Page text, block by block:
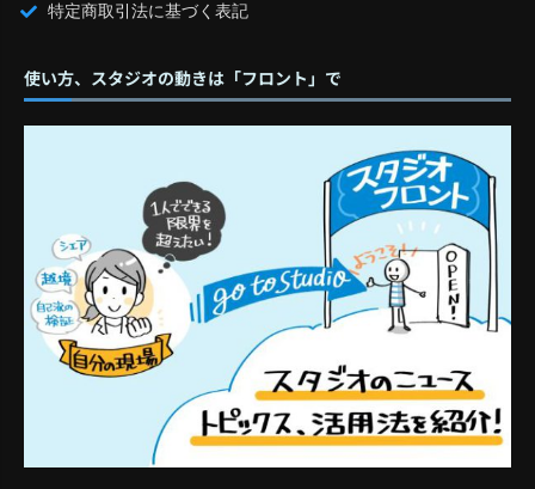
特定商取引法に基づく表記
使い方、スタジオの動きは「フロント」で